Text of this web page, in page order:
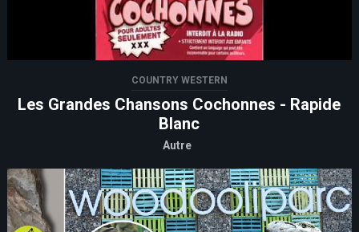
COUNTRY WESTERN
Les Grandes Chansons Cochonnes - Rapide
Blanc
Autre